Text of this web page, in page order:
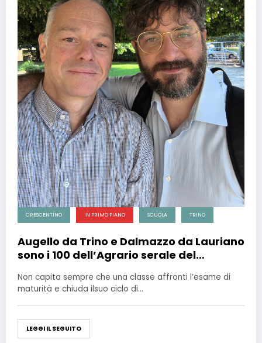
CRESCENTINO IN PRIMO PIANO SCUOLA TRINO
Augello da Trino e Dalmazzo da Lauriano
sono i 100 dell’Agrario serale del
Non capita sempre che una classe affronti l’esame di
maturità e chiuda ilsuo ciclo di…
LEGGI IL SEGUITO